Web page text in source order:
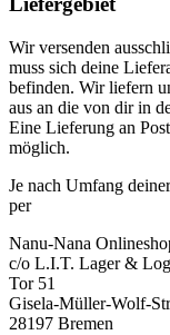
Wir versenden
muss sich deine
befinden. Wir liefern
aus an die von dir in
Eine Lieferung an
möglich.
Je nach Umfang
per
Nanu-Nana
c/o L.I.T. Lager &
Tor 51
Gisela-Müller-Wolf-
28197 Bremen